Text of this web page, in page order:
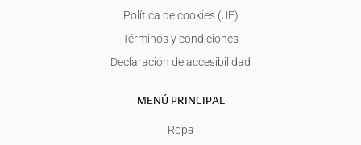
Política de cookies (UE)
Términos y condiciones
Declaración de accesibilidad
MENÚ PRINCIPAL
Ropa